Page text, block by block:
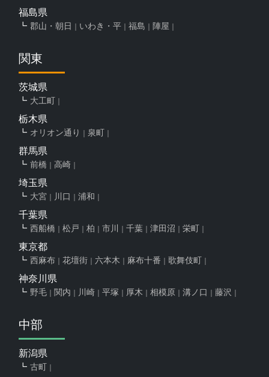
福島県
郡山・朝日 いわき・平 福島 陣屋
関東
茨城県
大工町
栃木県
オリオン通り 泉町
群馬県
前橋 高崎
埼玉県
大宮 川口 浦和
千葉県
西船橋 松戸 柏 市川 千葉 津田沼 栄町
東京都
西麻布 花壇街 六本木 麻布十番 歌舞伎町
神奈川県
野毛 関内 川崎 平塚 厚木 相模原 溝ノ口 藤沢
中部
新潟県
古町